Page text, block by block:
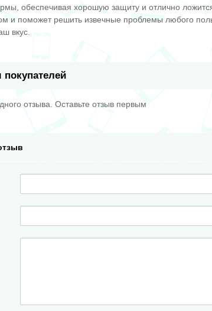
обеспечивая хорошую защиту и отлично
и поможет решить извечные проблемы любого
вкус.
отзыва. Оставьте отзыв первым